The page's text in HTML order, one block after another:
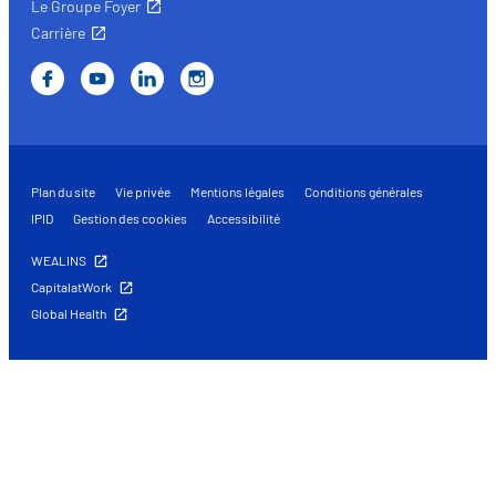
Le Groupe Foyer
Carrière
Plan du site Vie privée Mentions légales
Conditions générales
IPID
Gestion des cookies Accessibilité
WEALINS
CapitalatWork
Global Health